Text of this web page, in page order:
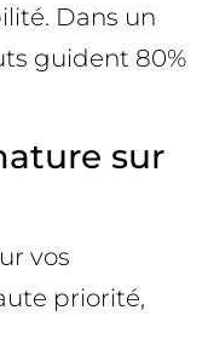
Dans un
guident 80%
sur
vos
priorité,